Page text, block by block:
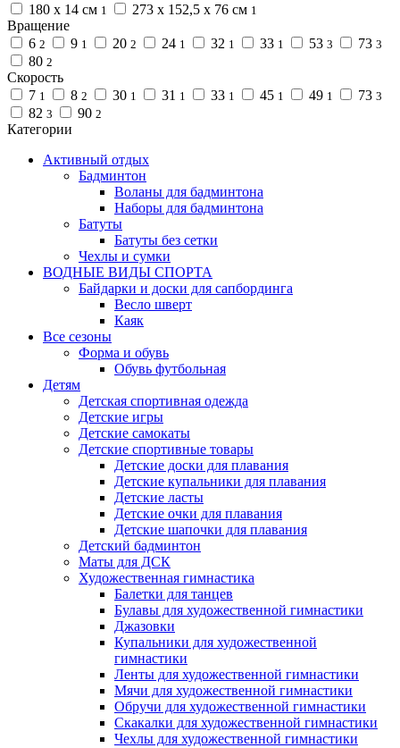
180 х 14 см 1 273 х 152,5 х 76 см 1
Вращение
6 2 9 1 20 2 24 1 32 1 33 1 53 3 73 3
80 2
Скорость
7 1 8 2 30 1 31 1 33 1 45 1 49 1 73 3
82 3 90 2
Категории
Активный отдых
Бадминтон
Воланы для бадминтона
Наборы для бадминтона
Батуты
Батуты без сетки
Чехлы и сумки
ВОДНЫЕ ВИДЫ СПОРТА
Байдарки и доски для сапбординга
Весло шверт
Каяк
Все сезоны
Форма и обувь
Обувь футбольная
Детям
Детская спортивная одежда
Детские игры
Детские самокаты
Детские спортивные товары
Детские доски для плавания
Детские купальники для плавания
Детские ласты
Детские очки для плавания
Детские шапочки для плавания
Детский бадминтон
Маты для ДСК
Художественная гимнастика
Балетки для танцев
Булавы для художественной гимнастики
Джазовки
Купальники для художественной
гимнастики
Ленты для художественной гимнастики
Мячи для художественной гимнастики
Обручи для художественной гимнастики
Скакалки для художественной гимнастики
Чехлы для художественной гимнастики